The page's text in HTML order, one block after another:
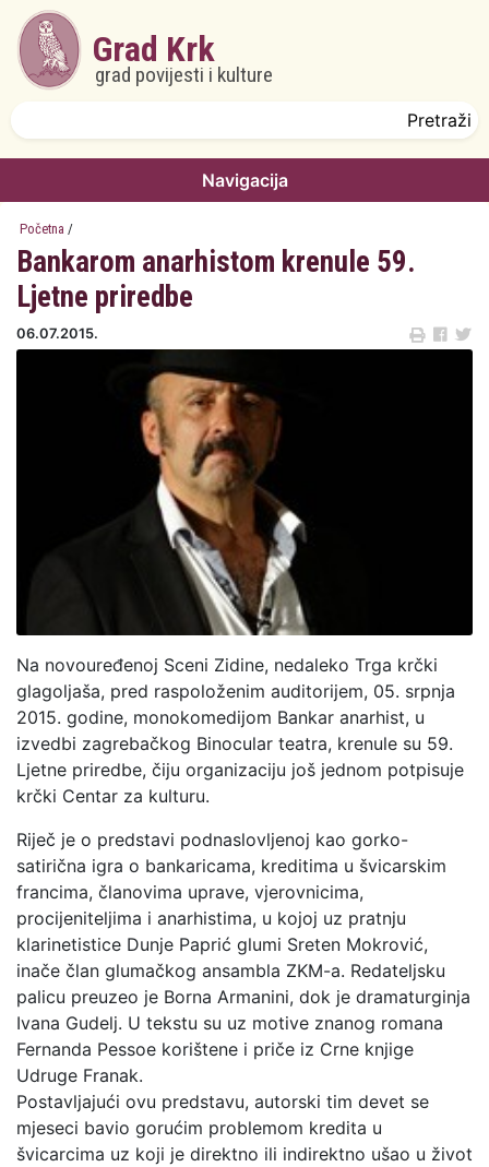
Skoči na glavni sadržaj
Grad Krk
grad povijesti i kulture
Navigacija
Početna /
Bankarom anarhistom krenule 59.
Ljetne priredbe
06.07.2015.
Na novouređenoj Sceni Zidine, nedaleko Trga krčki
glagoljaša, pred raspoloženim auditorijem, 05. srpnja
2015. godine, monokomedijom Bankar anarhist, u
izvedbi zagrebačkog Binocular teatra, krenule su 59.
Ljetne priredbe, čiju organizaciju još jednom potpisuje
krčki Centar za kulturu.
Riječ je o predstavi podnaslovljenoj kao gorko-
satirična igra o bankaricama, kreditima u švicarskim
francima, članovima uprave, vjerovnicima,
procijeniteljima i anarhistima, u kojoj uz pratnju
klarinetistice Dunje Paprić glumi Sreten Mokrović,
inače član glumačkog ansambla ZKM-a. Redateljsku
palicu preuzeo je Borna Armanini, dok je dramaturginja
Ivana Gudelj. U tekstu su uz motive znanog romana
Fernanda Pessoe korištene i priče iz Crne knjige
Udruge Franak.
Postavljajući ovu predstavu, autorski tim devet se
mjeseci bavio gorućim problemom kredita u
švicarcima uz koji je direktno ili indirektno ušao u život